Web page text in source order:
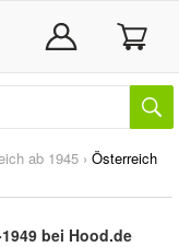
ab 1945 › Österreich
bei Hood.de